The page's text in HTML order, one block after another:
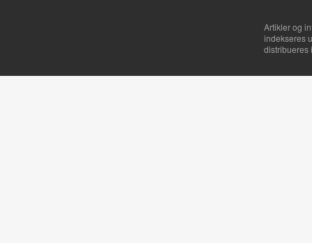
Artikler og
indekseres
distribueres